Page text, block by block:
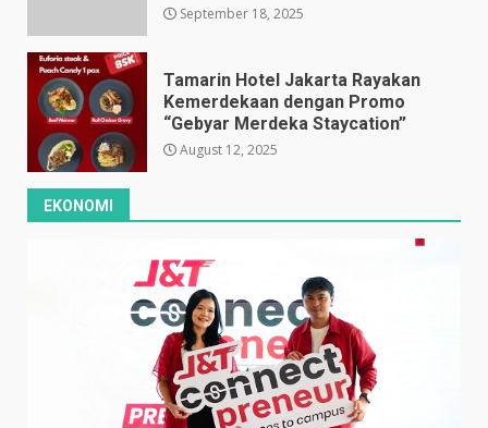
September 18, 2025
Tamarin Hotel Jakarta Rayakan
Kemerdekaan dengan Promo
“Gebyar Merdeka Staycation”
August 12, 2025
EKONOMI